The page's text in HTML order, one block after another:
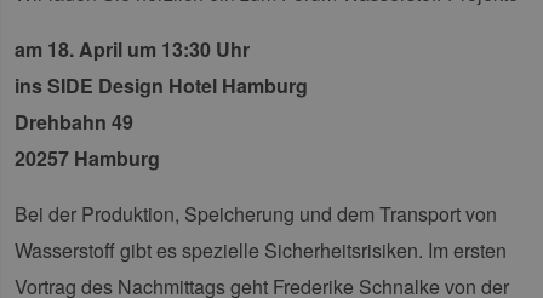
am 18. April um 13:30 Uhr
ins SIDE Design Hotel Hamburg
Drehbahn 49
20257 Hamburg
Bei der Produktion, Speicherung und dem Transport von
Wasserstoff gibt es spezielle Sicherheitsrisiken. Im ersten
Vortrag des Nachmittags geht Frederike Schnalke von der